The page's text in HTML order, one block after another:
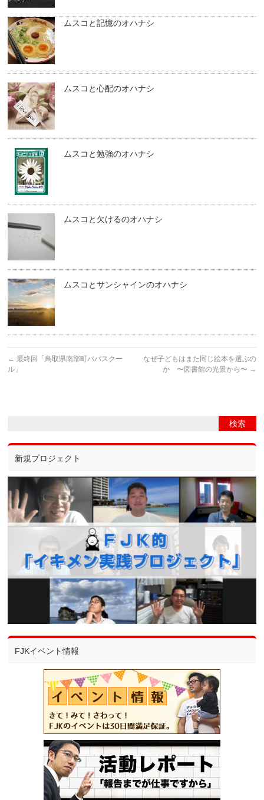
ムスコと記憶のオハナシ
ムスコと心配のオハナシ
ムスコと勉強のオハナシ
ムスコと欠けるのオハナシ
ムスコとサンシャインのオハナシ
← 最終回「鳥取県南部町パパスクー
ル」
なぜ子どもはまた同じ絵本を選ぶの
か 〜図書館の光景から〜 →
新規プロジェクト
FJKイベント情報